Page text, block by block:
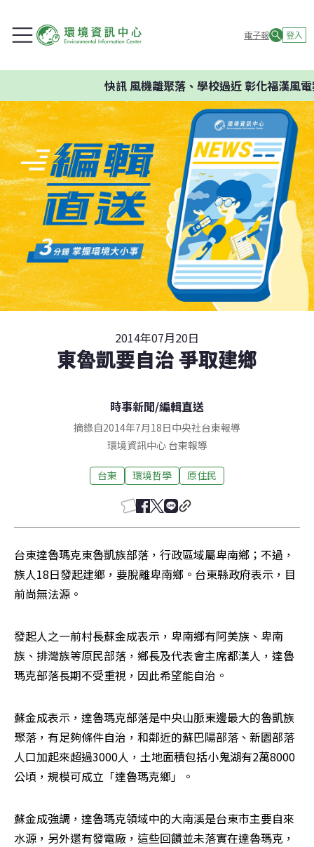
電子報 登入
快訊風機離聚落、學校過近 彰化福漢風電
2014年07月20日
東魯凱要自治 爭取建鄉
時事新聞/編輯直送
摘錄自2014年7月18日中央社台東報導
環境資訊中心 台東報導
台東 環境哲學 原住民
台東達魯瑪克東魯凱族部落，行政區域屬卑南鄉；不過，
族人18日發起建鄉，要脫離卑南鄉。台東縣政府表示，目
前尚無法源。
發起人之一前村長蘇金成表示，卑南鄉有阿美族、卑南
族、排灣族等原民部落，鄉長及代表會主席都漢人，達魯
瑪克部落長期不受重視，因此希望能自治。
蘇金成表示，達魯瑪克部落是中央山脈東邊最大的魯凱族
聚落，有足夠條件自治，和鄰近的蘇巴陽部落、新園部落
人口加起來超過3000人，土地面積包括小鬼湖有2萬8000
公頃，規模可成立「達魯瑪克鄉」。
蘇金成強調，達魯瑪克領域中的大南溪是台東市主要自來
水源，另外還有發電廠，這些回饋並未落實在達魯瑪克，